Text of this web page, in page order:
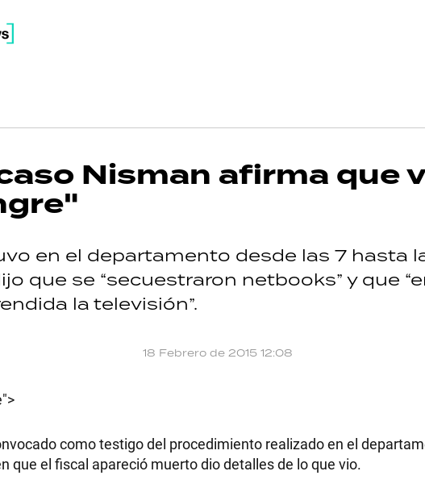
Nisman afirma que
en el departamento desde las 7 hasta
que se “secuestraron netbooks” y que
la televisión”.
18 Febrero de 2015 12:08
como testigo del procedimiento realizado en el
que el fiscal apareció muerto dio detalles de lo que vio.